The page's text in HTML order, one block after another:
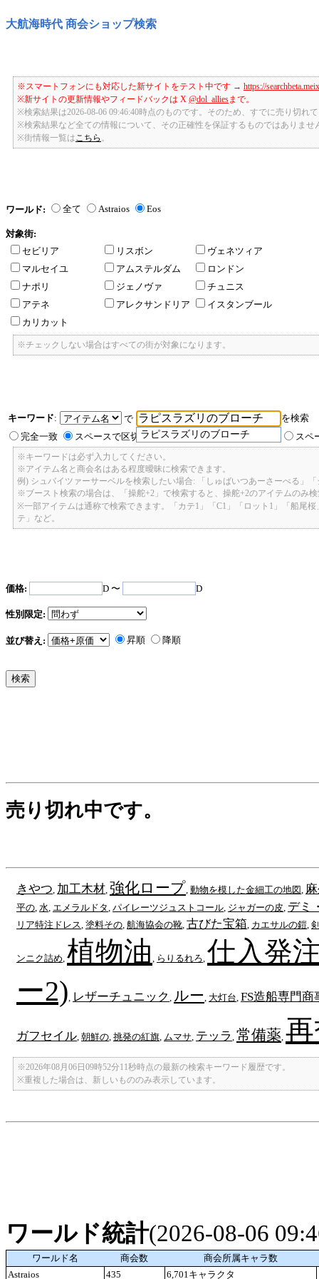
大航海時代 商会ショップ検索
※スマートフォンにも対応した新サイトをテスト中です → https://
※新サイトの更新情報やフィードバックは X @dol_alliesまで。
※検索結果は2026-08-06 09:46:40時点のものです。そのため、すでに売り切れ
※検索結果など全ての情報について、その正確性を保証するものではありませ
※街情報一覧は こちら
ワールド: 全て Astraios Eos
対象街:
セビリア
リスボン
ヴェネツィア
マルセイユ
アムステルダム
ロンドン
ナポリ
ジェノヴァ
チュニス
アテネ
アレクサンドリア
イスタンブール
カリカット
※チェックしない場合はすべての街が対象になります。
キーワード:
で
ラピスラズリのブローチ
を検索
完全一致
スペースで区切ったキーワードのいずれかを含む スペ
※キーワードは必ず入力してください。
※アイテム名と商会名はある程度曖昧に検索できます。
例) シュバイツァーサーベルを検索したい場合: 「しゅばいつあーさーべる」
※ブースト検索の場合は、「操舵+2」で検索すると、操舵+2のアイテムのみ
※一部アイテムは通称で検索できます。「カテ1」「C1」「ロット1」「船尾
テ」など。
価格: D 〜 D
性別限定:
並び替え: 昇順 降順
売り切れ中です。
きやつ 加工木材 強化ロープ 動物を模した金細工の地図
平の 水 エメラルドタ パイレーツジュストコール ジャガーの皮 デミ
リア特注ドレス 塗料その 航海協会の靴 古びた宝箱 カエサルの鎧
ンニク詰め 植物油 らりるれろ 仕入発
ー2) レザーチュニック ルー 大灯台 FS造船専門商
ガフセイル 朝鮮の 挑発の紅旗 ムマサ テッラ 常備薬
※2026年08月06日09時52分11秒時点の最新の検索キーワード履歴です。
※重複した場合は、新しいもののみ表示しています。
ワールド統計(2026-08-06
ワールド名 商会数
商会所属キャラ数
Astraios
435 6,701キャラクタ